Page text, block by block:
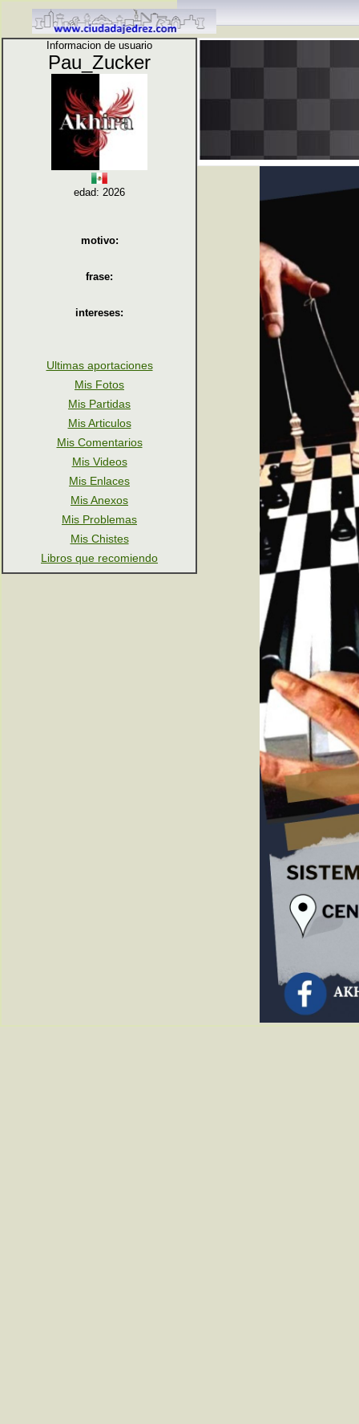
Informacion de usuario
Pau_Zucker
edad: 2026
motivo:
frase:
intereses:
Ultimas aportaciones
Mis Fotos
Mis Partidas
Mis Articulos
Mis Comentarios
Mis Videos
Mis Enlaces
Mis Anexos
Mis Problemas
Mis Chistes
Libros que recomiendo